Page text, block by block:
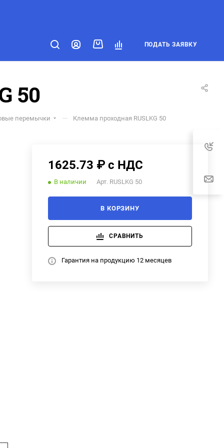
ПОДАТЬ ЗАЯВКУ
50
перемычки — Клемма проходная RUSLKG 50
1625.73 ₽ с НДС
В наличии Арт. RUSLKG 50
В КОРЗИНУ
СРАВНИТЬ
Гарантия на продукцию 12 месяцев